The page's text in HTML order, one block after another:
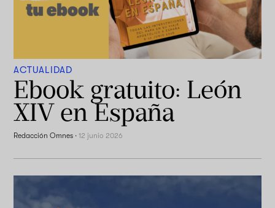
ACTUALIDAD
Ebook gratuito: León
XIV en España
Redacción Omnes ·12 junio 2026